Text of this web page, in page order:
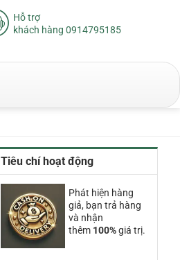
Hỗ trợ
khách hàng 0914795185
Tiêu chí hoạt động
Phát hiện hàng
giả, bạn trả hàng
và nhận
thêm 100%giá trị.